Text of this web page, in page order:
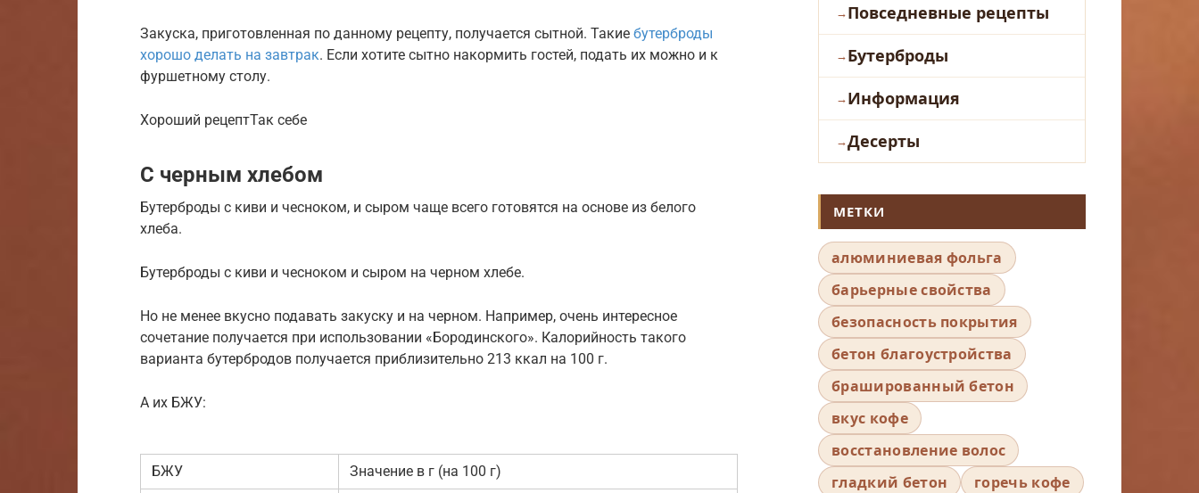
Закуска, приготовленная по данному рецепту, получается сытной. Такие бутерброды
хорошо делать на завтрак. Если хотите сытно накормить гостей, подать их можно и к
фуршетному столу.
Хороший рецептТак себе
С черным хлебом
Бутерброды с киви и чесноком, и сыром чаще всего готовятся на основе из белого
хлеба.
Бутерброды с киви и чесноком и сыром на черном хлебе.
Но не менее вкусно подавать закуску и на черном. Например, очень интересное
сочетание получается при использовании «Бородинского». Калорийность такого
варианта бутербродов получается приблизительно 213 ккал на 100 г.
А их БЖУ:
БЖУ Значение в г (на 100 г)
Повседневные рецепты
Бутерброды
Информация
Десерты
МЕТКИ
алюминиевая фольга
барьерные свойства
безопасность покрытия
бетон благоустройства
брашированный бетон
вкус кофе
восстановление волос
гладкий бетон
горечь кофе